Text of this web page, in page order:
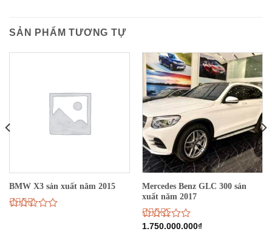
SẢN PHẨM TƯƠNG TỰ
BMW X3 sản xuất năm 2015
Mercedes Benz GLC 300 sản
xuất năm 2017
Được
1.750.000.000₫